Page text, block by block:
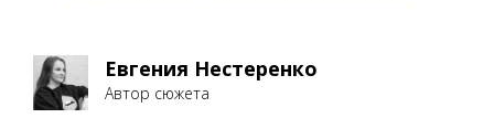
Евгения Нестеренко
Автор сюжета